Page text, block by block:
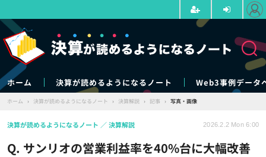
ホーム 決算が読めるようになるノート Web3事例データ
ホーム › 決算が読めるようになるノート › 決算解説 › 記事 › 写真・画像
Q. サンリオの営業利益率を40%台に大幅改善
決算が読めるようになるノート 決算解説 2026.2.2 Mon 6:00